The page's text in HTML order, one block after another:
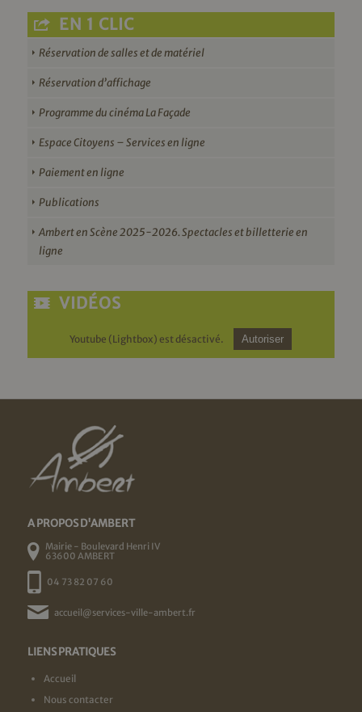
EN 1 CLIC
Réservation de salles et de matériel
Réservation d’affichage
Programme du cinéma La Façade
Espace Citoyens – Services en ligne
Paiement en ligne
Publications
Ambert en Scène 2025-2026. Spectacles et billetterie en
ligne
VIDÉOS
Youtube (Lightbox) est désactivé. Autoriser
A PROPOS D'AMBERT
Mairie - Boulevard Henri IV
63600 AMBERT
04 73 82 07 60
accueil@services-ville-ambert.fr
LIENS PRATIQUES
Accueil
Nous contacter